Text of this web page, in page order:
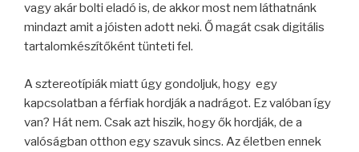
vagy akár bolti eladó is, de akkor most nem láthatnánk
mindazt amit a jóisten adott neki. Ő magát csak digitális
tartalomkészítőként tünteti fel.
A sztereotípiák miatt úgy gondoljuk, hogy egy
kapcsolatban a férfiak hordják a nadrágot. Ez valóban így
van? Hát nem. Csak azt hiszik, hogy ők hordják, de a
valóságban otthon egy szavuk sincs. Az életben ennek